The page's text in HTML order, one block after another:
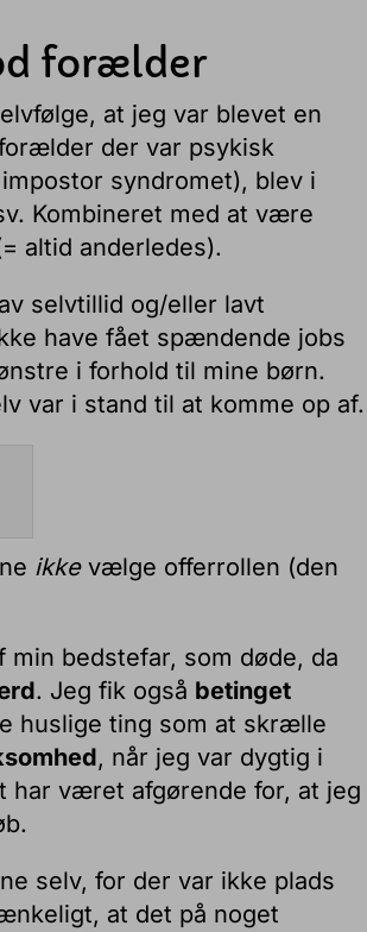
forælder
at jeg var blevet en
der var psykisk
syndromet), blev i
Kombineret med at være
altid anderledes).
selvtillid og/eller lavt
have fået spændende jobs
i forhold til mine børn.
var i stand til at komme op af.
ikkevælge offerrollen (den
min bedstefar, som døde, da
. Jeg fik også betinget
huslige ting som at skrælle
, når jeg var dygtig i
har været afgørende for, at jeg
selv, for der var ikke plads
at det på noget